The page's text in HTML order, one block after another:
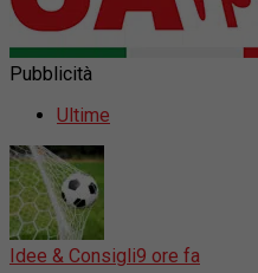
Pubblicità
Ultime
Idee & Consigli9 ore fa